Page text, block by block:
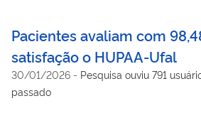
Pacientes avaliam com
satisfação o HUPAA-Ufal
30/01/2026 - Pesquisa ouviu 791
passado